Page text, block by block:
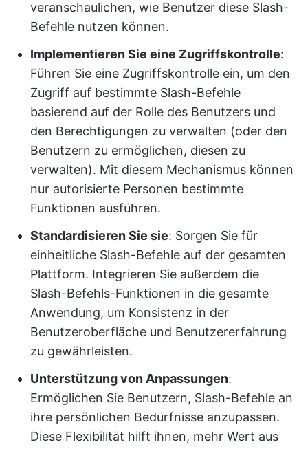
veranschaulichen, wie Benutzer diese Slash-
Befehle nutzen können.
Implementieren Sie eine Zugriffskontrolle:
Führen Sie eine Zugriffskontrolle ein, um den
Zugriff auf bestimmte Slash-Befehle
basierend auf der Rolle des Benutzers und
den Berechtigungen zu verwalten (oder den
Benutzern zu ermöglichen, diesen zu
verwalten). Mit diesem Mechanismus können
nur autorisierte Personen bestimmte
Funktionen ausführen.
Standardisieren Sie sie: Sorgen Sie für
einheitliche Slash-Befehle auf der gesamten
Plattform. Integrieren Sie außerdem die
Slash-Befehls-Funktionen in die gesamte
Anwendung, um Konsistenz in der
Benutzeroberfläche und Benutzererfahrung
zu gewährleisten.
Unterstützung von Anpassungen:
Ermöglichen Sie Benutzern, Slash-Befehle an
ihre persönlichen Bedürfnisse anzupassen.
Diese Flexibilität hilft ihnen, mehr Wert aus